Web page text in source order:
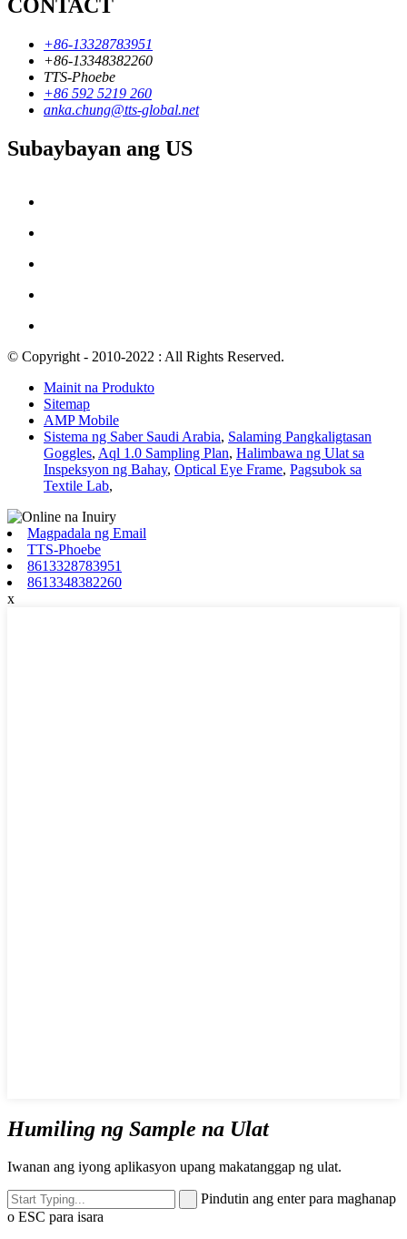
CONTACT
+86-13328783951
+86-13348382260
TTS-Phoebe
+86 592 5219 260
anka.chung@tts-global.net
Subaybayan ang US
© Copyright - 2010-2022 : All Rights Reserved.
Mainit na Produkto
Sitemap
AMP Mobile
Sistema ng Saber Saudi Arabia, Salaming Pangkaligtasan
Goggles, Aql 1.0 Sampling Plan, Halimbawa ng Ulat sa
Inspeksyon ng Bahay, Optical Eye Frame, Pagsubok sa
Textile Lab,
Magpadala ng Email
TTS-Phoebe
8613328783951
8613348382260
x
Humiling ng Sample na Ulat
Iwanan ang iyong aplikasyon upang makatanggap ng ulat.
Pindutin ang enter para maghanap
o ESC para isara